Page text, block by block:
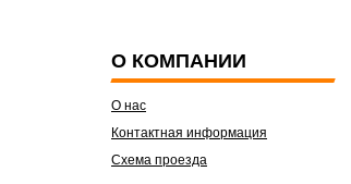
О КОМПАНИИ
О нас
Контактная информация
Схема проезда